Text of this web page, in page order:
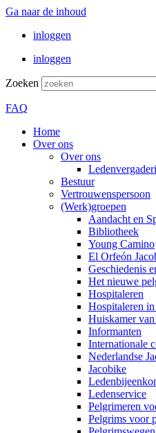
Ga naar de inhoud
inloggen
inloggen
Zoeken
FAQ
Home
Over ons
Over ons
Bestuur
Vertrouwenspersoon
(Werk)groepen
Aandacht en
Bibliotheek
Young Camino
El Orfeón
Geschiedenis
Het nieuwe
Hospitaleren
Hospitaleren
Huiskamer
Informanten
Internationale
Nederlandse
Jacobike
Ledenservice
Pelgrimeren
Pelgrims voor